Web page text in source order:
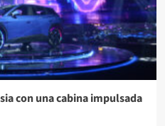
con una cabina impulsada